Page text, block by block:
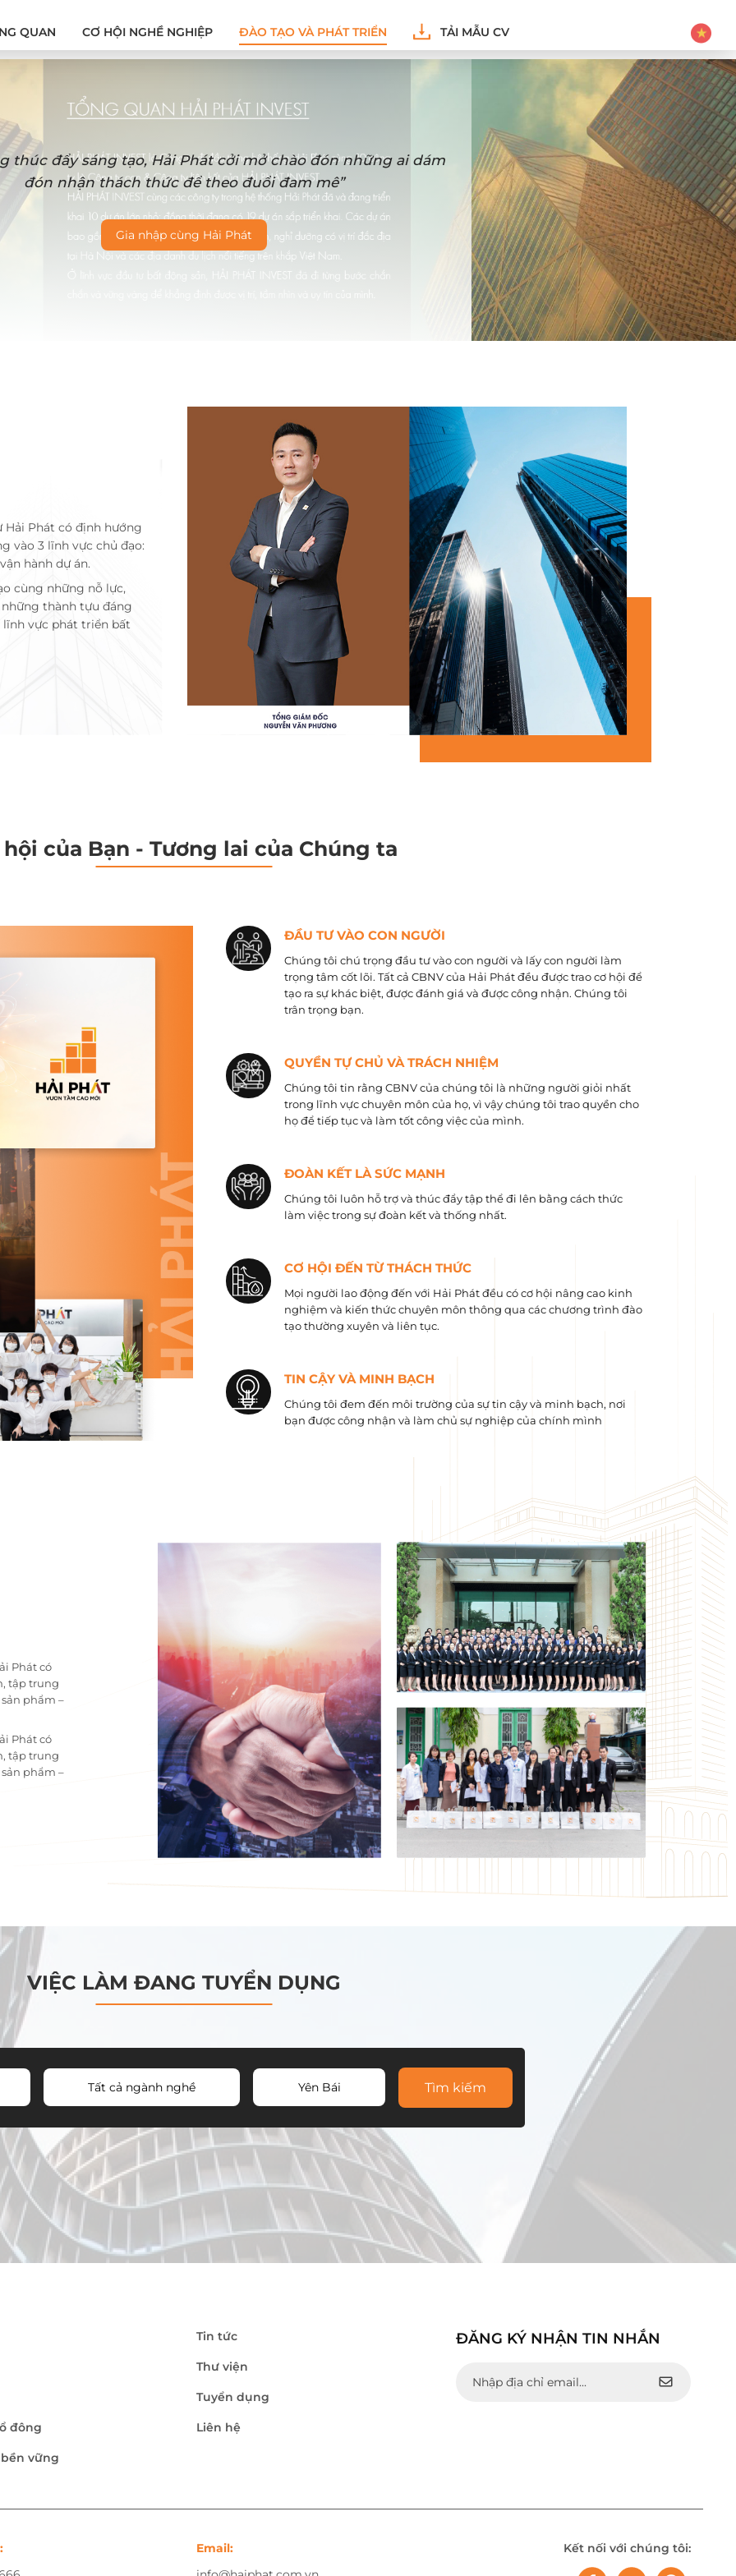
QUAN CƠ HỘI NGHỀ NGHIỆP ĐÀO TẠO VÀ PHÁT TRIỂN TẢI MẪU CV
thúc đẩy sáng tạo, Hải Phát cởi mở chào đón những ai dám
đón nhận thách thức để theo đuổi đam mê”
Gia nhập cùng Hải Phát
Hải Phát có định hướng
vào 3 lĩnh vực chủ đạo:
hành dự án.
cùng những nỗ lực,
những thành tựu đáng
vực phát triển bất
hội của Bạn - Tương lai của Chúng ta
ĐẦU TƯ VÀO CON NGƯỜI
Chúng tôi chú trọng đầu tư vào con người và lấy con người làm
trọng tâm cốt lõi. Tất cả CBNV của Hải Phát đều được trao cơ hội để
tạo ra sự khác biệt, được đánh giá và được công nhận. Chúng tôi
trân trọng bạn.
QUYỀN TỰ CHỦ VÀ TRÁCH NHIỆM
Chúng tôi tin rằng CBNV của chúng tôi là những người giỏi nhất
trong lĩnh vực chuyên môn của họ, vì vậy chúng tôi trao quyền cho
họ để tiếp tục và làm tốt công việc của mình.
ĐOÀN KẾT LÀ SỨC MẠNH
Chúng tôi luôn hỗ trợ và thúc đẩy tập thể đi lên bằng cách thức
làm việc trong sự đoàn kết và thống nhất.
CƠ HỘI ĐẾN TỪ THÁCH THỨC
Mọi người lao động đến với Hải Phát đều có cơ hội nâng cao kinh
nghiệm và kiến ​​thức chuyên môn thông qua các chương trình đào
tạo thường xuyên và liên tục.
TIN CẬY VÀ MINH BẠCH
Chúng tôi đem đến môi trường của sự tin cậy và minh bạch, nơi
bạn được công nhận và làm chủ sự nghiệp của chính mình
Phát có
tập trung
phẩm –
Phát có
tập trung
phẩm –
VIỆC LÀM ĐANG TUYỂN DỤNG
Tất cả ngành nghề Yên Bái Tìm kiếm
đông
vững
Tin tức
Thư viện
Tuyển dụng
Liên hệ
ĐĂNG KÝ NHẬN TIN NHẮN
Email:
Kết nối với chúng tôi: